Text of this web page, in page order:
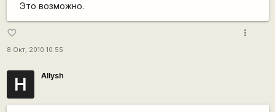
Это возможно.
favorite_border
8 Окт, 2010 10:55
more_vert
Н Allysh